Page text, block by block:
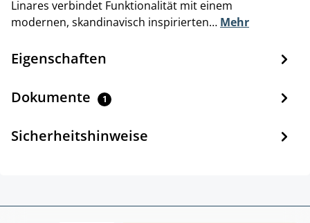
Linares verbindet Funktionalität mit einem
modernen, skandinavisch inspirierten… Mehr
Eigenschaften
Dokumente 1
Sicherheitshinweise